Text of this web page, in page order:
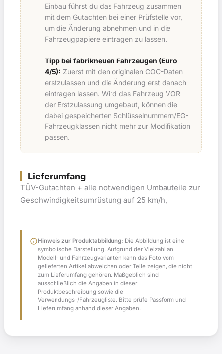
Einbau führst du das Fahrzeug zusammen
mit dem Gutachten bei einer Prüfstelle vor,
um die Änderung abnehmen und in die
Fahrzeugpapiere eintragen zu lassen.
Tipp bei fabrikneuen Fahrzeugen (Euro
4/5): Zuerst mit den originalen COC-Daten
erstzulassen und die Änderung erst danach
eintragen lassen. Wird das Fahrzeug VOR
der Erstzulassung umgebaut, können die
dabei gespeicherten Schlüsselnummern/EG-
Fahrzeugklassen nicht mehr zur Modifikation
passen.
Lieferumfang
TÜV-Gutachten + alle notwendigen Umbauteile zur
Geschwindigkeitsumrüstung auf 25 km/h,
infoHinweis zur Produktabbildung: Die Abbildung ist eine
symbolische Darstellung. Aufgrund der Vielzahl an
Modell- und Fahrzeugvarianten kann das Foto vom
gelieferten Artikel abweichen oder Teile zeigen, die nicht
zum Lieferumfang gehören. Maßgeblich sind
ausschließlich die Angaben in dieser
Produktbeschreibung sowie die
Verwendungs-/Fahrzeugliste. Bitte prüfe Passform und
Lieferumfang anhand dieser Angaben.